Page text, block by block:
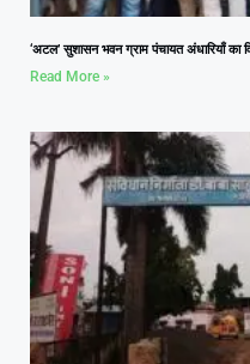
‘अटल’ सुशासन भवन ग्राम पंचायत अंधारियाँ का
Read More »